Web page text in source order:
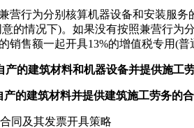
行为分别核算机器设备和安装服务
的情况下)。如果没有按照兼营行为
销售额一起开具13%的增值税专用(普
产的建筑材料和机器设备并提供施工
产的建筑材料并提供建筑施工劳务的
及其发票开具策略